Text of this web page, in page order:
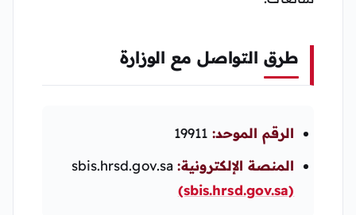
طرق التواصل مع الوزارة
الرقم الموحد: 19911
المنصة الإلكترونية:sbis.hrsd.gov.sa
(sbis.hrsd.gov.sa)